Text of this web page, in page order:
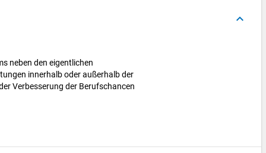
keyboard_arrow_up
neben den eigentlichen
innerhalb oder außerhalb der
Verbesserung der Berufschancen